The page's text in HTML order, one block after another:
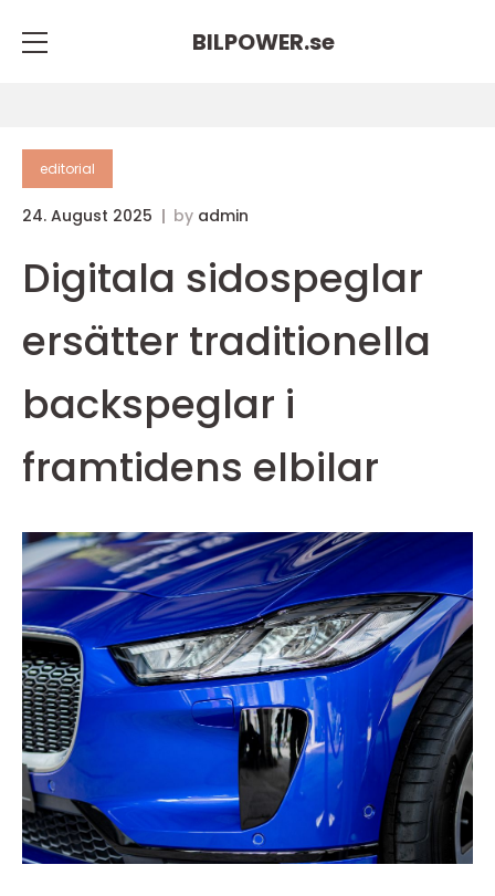
BILPOWER.se
editorial
24. August 2025 by admin
Digitala sidospeglar
ersätter traditionella
backspeglar i
framtidens elbilar